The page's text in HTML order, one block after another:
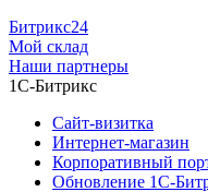
Битрикс24
Мой склад
Наши партнеры
1С-Битрикс
Сайт-визитка
Интернет-магазин
Корпоративный
Обновление 1С-